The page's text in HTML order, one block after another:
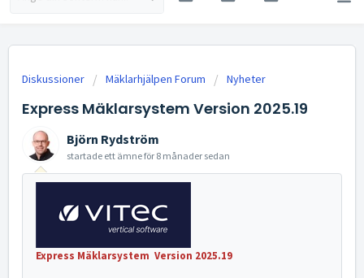
Diskussioner Mäklarhjälpen Forum Nyheter
Express Mäklarsystem Version 2025.19
Björn Rydström
startade ett ämneför 8 månader sedan
Express Mäklarsystem Version 2025.19